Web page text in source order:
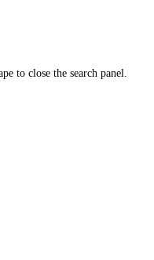
to close the search panel.